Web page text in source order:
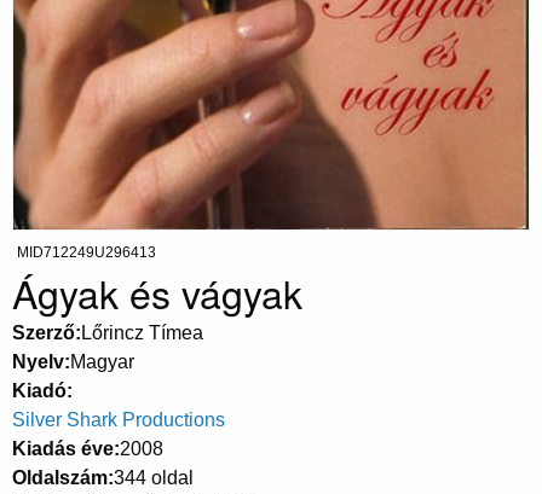
MID712249U296413
Ágyak és vágyak
Szerző Lőrincz Tímea
Nyelv Magyar
Kiadó
Silver Shark Productions
Kiadás éve 2008
Oldalszám 344 oldal